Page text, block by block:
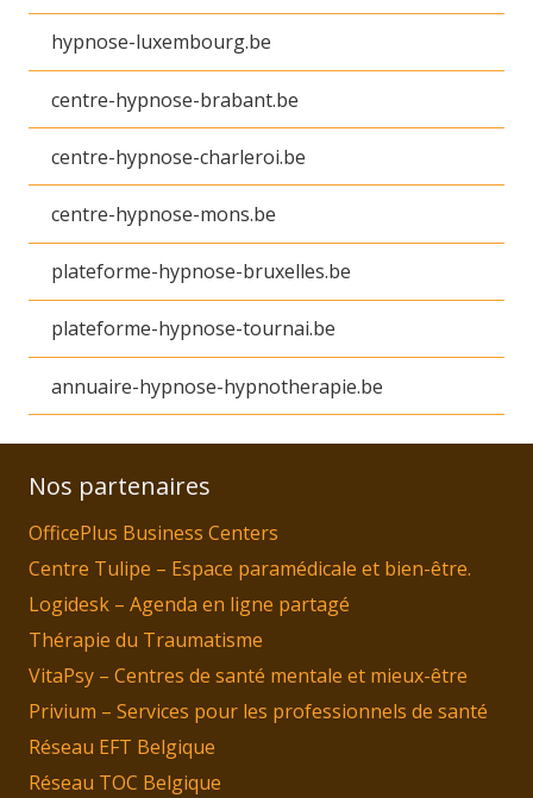
hypnose-luxembourg.be
centre-hypnose-brabant.be
centre-hypnose-charleroi.be
centre-hypnose-mons.be
plateforme-hypnose-bruxelles.be
plateforme-hypnose-tournai.be
annuaire-hypnose-hypnotherapie.be
Nos partenaires
OfficePlus Business Centers
Centre Tulipe – Espace paramédicale et bien-être.
Logidesk – Agenda en ligne partagé
Thérapie du Traumatisme
VitaPsy – Centres de santé mentale et mieux-être
Privium – Services pour les professionnels de santé
Réseau EFT Belgique
Réseau TOC Belgique